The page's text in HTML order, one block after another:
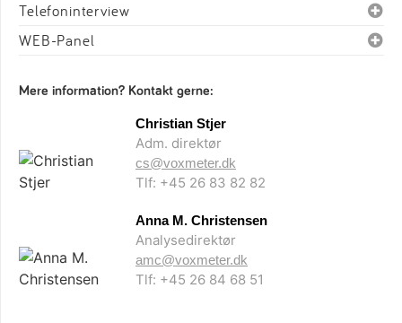
Telefoninterview
WEB-Panel
Mere information? Kontakt gerne:
Christian Stjer
Adm. direktør
cs@voxmeter.dk
Tlf: +45 26 83 82 82
Anna M. Christensen
Analysedirektør
amc@voxmeter.dk
Tlf: +45 26 84 68 51